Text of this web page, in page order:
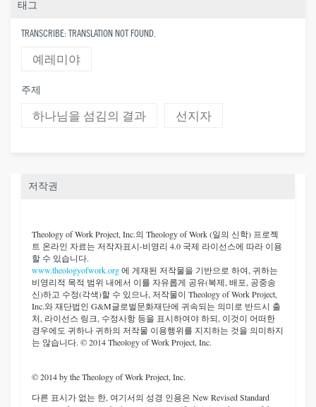
태그
TRANSCRIBE: TRANSLATION NOT FOUND.
예레미야
주제
하나님을 섬김의 결과 선지자
저작권
Theology of Work Project, Inc.의 Theology of Work (일의 신학) 프로젝
트 온라인 자료는 저작자표시-비영리 4.0 국제 라이선스에 따라 이용
할 수 있습니다.
www.theologyofwork.org에 게재된 저작물을 기반으로 하여, 귀하는
비영리적 목적 범위 내에서 이를 자유롭게 공유(복제, 배포, 공중송
신)하고 수정(각색)할 수 있으나, 저작물이 Theology of Work Project,
Inc.와 재단법인 G&M글로벌문화재단에 귀속되는 의미로 반드시 출
처, 라이선스 링크, 수정사항 등을 표시하여야 하되, 이것이 어떠한
경우에도 귀하나 귀하의 저작물 이용행위를 지지하는 것을 의미하지
는 않습니다. © 2014 Theology of Work Project, Inc.
© 2014 by the Theology of Work Project, Inc.
다른 표시가 없는 한, 여기서의 성경 인용은 New Revised Standard